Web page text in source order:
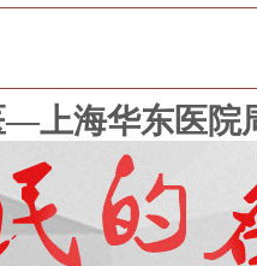
—上海华东医院